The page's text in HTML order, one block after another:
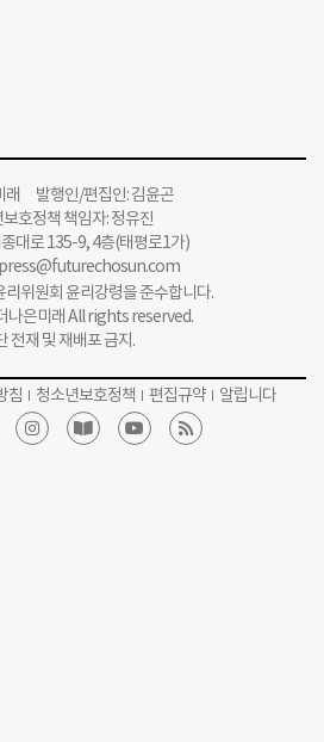
래 발행인/편집인: 김윤곤
호정책 책임자: 정유진
대로 135-9, 4층(태평로1가)
press@futurechosun.com
리위원회 윤리강령을 준수합니다.
은미래 All rights reserved.
전재 및 재배포 금지.
침 청소년보호정책 편집규약 알립니다